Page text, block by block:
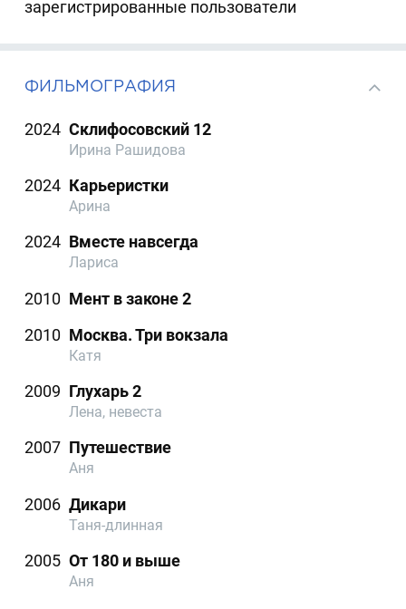
зарегистрированные пользователи
ФИЛЬМОГРАФИЯ
2024 Склифосовский 12
Ирина Рашидова
2024 Карьеристки
Арина
2024 Вместе навсегда
Лариса
2010 Мент в законе 2
2010 Москва. Три вокзала
Катя
2009 Глухарь 2
Лена, невеста
2007 Путешествие
Аня
2006 Дикари
Таня-длинная
2005 От 180 и выше
Аня